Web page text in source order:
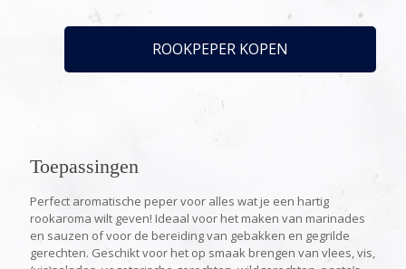
ROOKPEPER KOPEN
Toepassingen
Perfect aromatische peper voor alles wat je een hartig
rookaroma wilt geven! Ideaal voor het maken van marinades
en sauzen of voor de bereiding van gebakken en gegrilde
gerechten. Geschikt voor het op smaak brengen van vlees, vis,